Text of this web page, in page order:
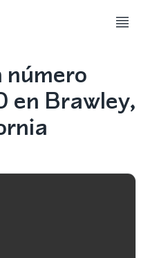
en Brawley,